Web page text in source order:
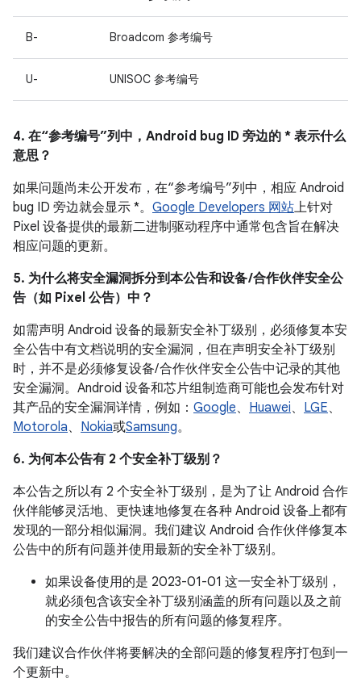
B- Broadcom 参考编号
U- UNISOC 参考编号
4. 在“参考编号”列中，Android bug ID 旁边的 * 表示什么
意思？
如果问题尚未公开发布，在“参考编号”列中，相应 Android
bug ID 旁边就会显示 *。 Google Developers 网站上针对
Pixel 设备提供的最新二进制驱动程序中通常包含旨在解决
相应问题的更新。
5. 为什么将安全漏洞拆分到本公告和设备 /合作伙伴安全公
告（如 Pixel 公告）中？
如需声明 Android 设备的最新安全补丁级别，必须修复本安
全公告中有文档说明的安全漏洞，但在声明安全补丁级别
时，并不是必须修复设备/ 合作伙伴安全公告中记录的其他
安全漏洞。Android 设备和芯片组制造商可能也会发布针对
其产品的安全漏洞详情，例如： Google、 Huawei、 LGE、
Motorola、 Nokia或Samsung。
6. 为何本公告有 2 个安全补丁级别？
本公告之所以有 2 个安全补丁级别，是为了让 Android 合作
伙伴能够灵活地、更快速地修复在各种 Android 设备上都有
发现的一部分相似漏洞。我们建议 Android 合作伙伴修复本
公告中的所有问题并使用最新的安全补丁级别。
如果设备使用的是 2023-01-01 这一安全补丁级别，
就必须包含该安全补丁级别涵盖的所有问题以及之前
的安全公告中报告的所有问题的修复程序。
我们建议合作伙伴将要解决的全部问题的修复程序打包到一
个更新中。